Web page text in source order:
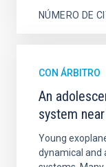
NÚMERO DE
CON ÁRBITRO
An
system
Young
dynamical and